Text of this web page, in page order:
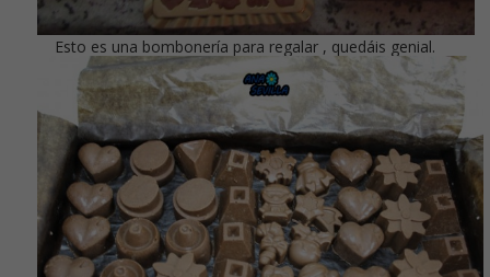
Esto es una bombonería para regalar , quedáis genial.